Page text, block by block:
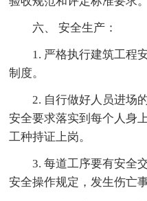
六、 安全生产：
1. 严格执行建筑工程
制度。
2. 自行做好人员进场
安全要求落实到每个人身
工种持证上岗。
3. 每道工序要有安全
安全操作规定，发生伤亡